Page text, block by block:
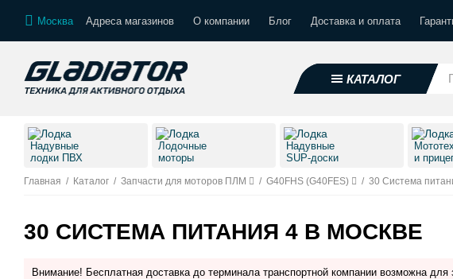
Москва Адреса магазинов О компании Блог Доставка и оплата
КАТАЛОГ
Надувные
лодки ПВХ
Лодочные
моторы
Надувные
SUP-доски
и
Главная / Каталог / Запчасти для моторов ПЛМ / G40FHS (G40FES) / 30 Система
30 СИСТЕМА ПИТАНИЯ 4 В МОСКВЕ
Внимание! Бесплатная доставка до терминала транспортной компании возможна для